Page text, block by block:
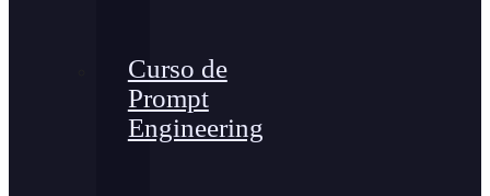
Curso de
Prompt
Engineering